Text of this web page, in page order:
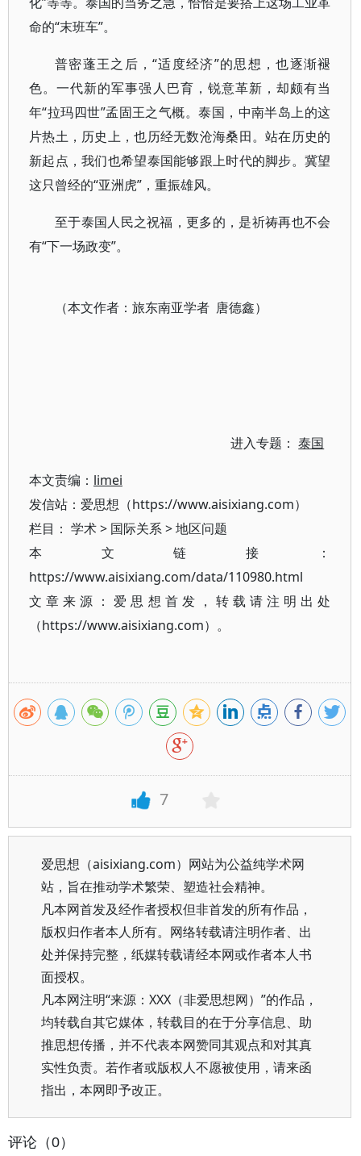
命的“末班车”。
普密蓬王之后，“适度经济”的思想，也逐渐褪
色。一代新的军事强人巴育，锐意革新，却颇有当
年“拉玛四世”孟固王之气概。泰国，中南半岛上的这
片热土，历史上，也历经无数沧海桑田。站在历史的
新起点，我们也希望泰国能够跟上时代的脚步。冀望
这只曾经的“亚洲虎”，重振雄风。
至于泰国人民之祝福，更多的，是祈祷再也不会
有“下一场政变”。
（本文作者：旅东南亚学者 唐德鑫）
进入专题：泰国
本文责编： limei
发信站：爱思想（https://www.aisixiang.com）
栏目： 学术> 国际关系>地区问题
本文链接：
https://www.aisixiang.com/data/110980.html
文章来源：爱思想首发，转载请注明出处
（https://www.aisixiang.com）。
7
爱思想（aisixiang.com）网站为公益纯学术网
站，旨在推动学术繁荣、塑造社会精神。
凡本网首发及经作者授权但非首发的所有作品，
版权归作者本人所有。网络转载请注明作者、出
处并保持完整，纸媒转载请经本网或作者本人书
面授权。
凡本网注明“来源：XXX（非爱思想网）”的作品，
均转载自其它媒体，转载目的在于分享信息、助
推思想传播，并不代表本网赞同其观点和对其真
实性负责。若作者或版权人不愿被使用，请来函
指出，本网即予改正。
评论（0）